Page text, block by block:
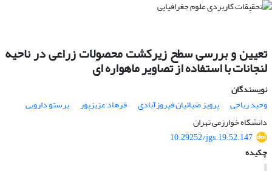
تعیین و بررسی سطح زیرکشت محصولات زراعی در ناحیه
لنجانات با استفاده از تصاویر ماهواره ای
نویسندگان
وحید ریاحی
پرویز ضیائیان فیروزآبادی فرهاد عزیزپور
پرستو دارویی
دانشگاه خوارزمی تهران
10.29252/jgs.19.52.147
چکیده